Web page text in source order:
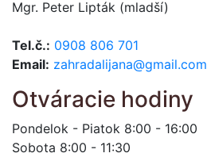
Mgr. Peter Lipták (mladší)
Tel.č.: 0908 806 701
Email: zahradalijana@gmail.com
Otváracie hodiny
Pondelok - Piatok 8:00 - 16:00
Sobota 8:00 - 11:30